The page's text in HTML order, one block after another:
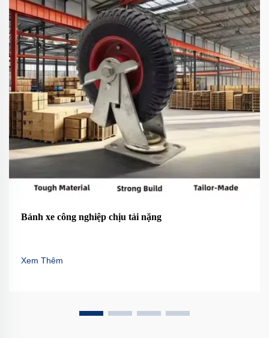
Bánh xe công nghiệp chịu tải nặng
Xem Thêm